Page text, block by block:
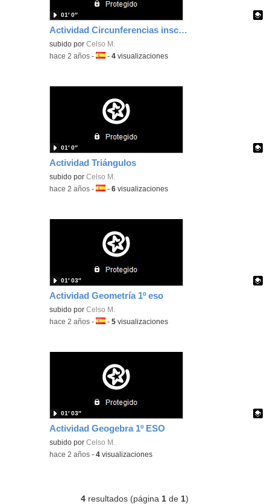
Actividad Circunferencias inscrita y circunscrita
Contenido educativo.
subido porCelso M.
01′ 0″
-hace 2 años -Idioma:
-4 visualizaciones
Actividad Triángulos
Contenido educativo.
subido porCelso M.
01′ 0″
-hace 2 años -Idioma:
-6 visualizaciones
Actividad Geometría 1º eso
Contenido educativo.
subido porCelso M.
01′ 03″
-hace 2 años -Idioma:
-5 visualizaciones
Actividad Geogebra 1º ESO
Contenido educativo.
subido porCelso M.
01′ 03″
-hace 2 años -4 visualizaciones
4 resultados (página 1 de 1)